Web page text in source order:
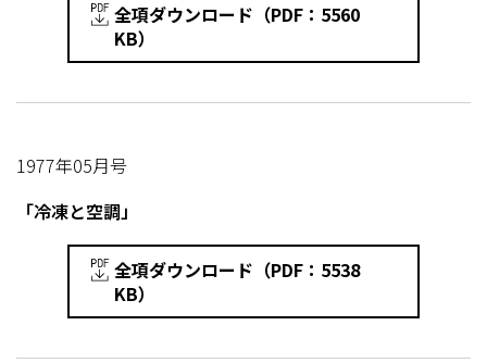
全項ダウンロード（PDF：5560
KB）
1977年05月号
「冷凍と空調」
全項ダウンロード（PDF：5538
KB）